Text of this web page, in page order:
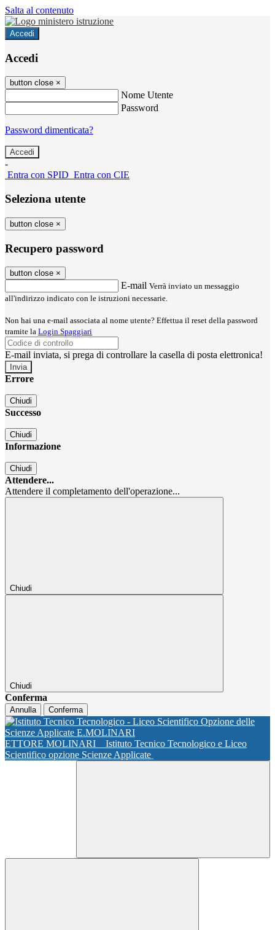
Salta al contenuto
Accedi
Accedi
button close ×
Nome Utente
Password
Password dimenticata?
-
Entra con SPID Entra con CIE
Seleziona utente
button close ×
Recupero password
button close ×
E-mail Verrà inviato un messaggio
all'indirizzo indicato con le istruzioni necessarie.
Non hai una e-mail associata al nome utente? Effettua il reset della password
tramite la Login Spaggiari
E-mail inviata, si prega di controllare la casella di posta elettronica!
Errore
Chiudi
Successo
Chiudi
Informazione
Chiudi
Attendere...
Attendere il completamento dell'operazione...
Chiudi
Chiudi
Conferma
Annulla Conferma
ETTORE MOLINARI
Istituto Tecnico Tecnologico e Liceo
Scientifico opzione Scienze Applicate